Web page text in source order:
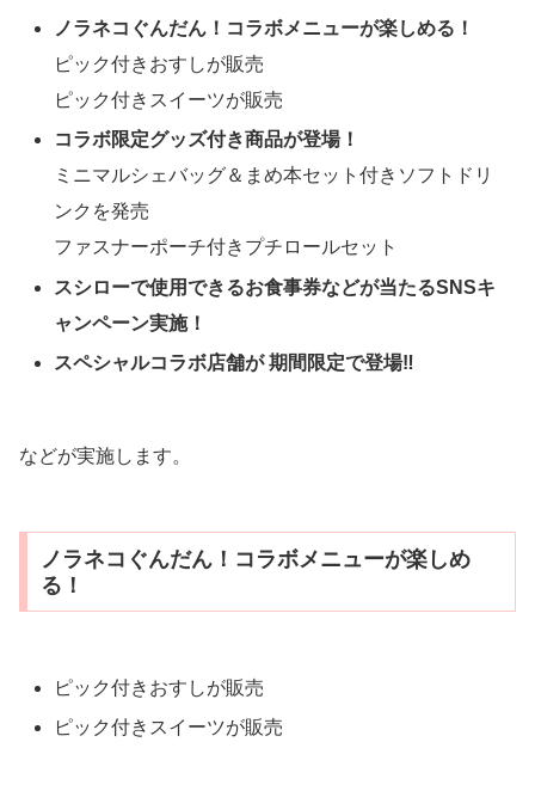
ノラネコぐんだん！コラボメニューが楽しめる！
ピック付きおすしが販売
ピック付きスイーツが販売
コラボ限定グッズ付き商品が登場！
ミニマルシェバッグ＆まめ本セット付きソフトドリ
ンクを発売
ファスナーポーチ付きプチロールセット
スシローで使用できるお食事券などが当たるSNSキ
ャンペーン実施！
スペシャルコラボ店舗が 期間限定で登場‼
などが実施します。
ノラネコぐんだん！コラボメニューが楽しめ
る！
ピック付きおすしが販売
ピック付きスイーツが販売